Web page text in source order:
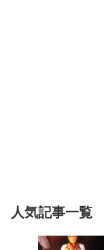
人気記事一覧